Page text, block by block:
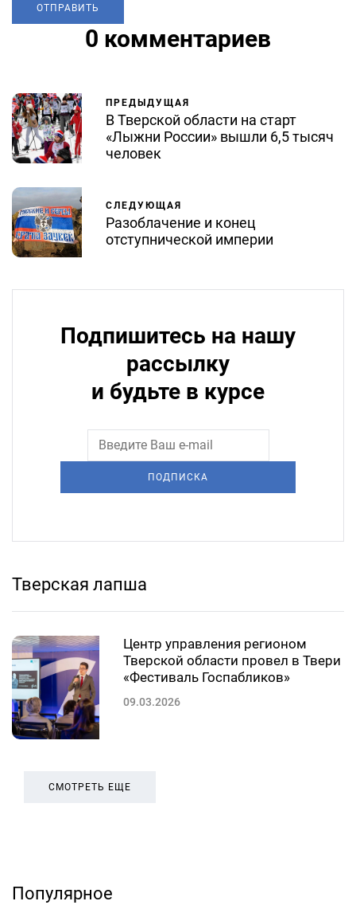
0 комментариев
ПРЕДЫДУЩАЯ
В Тверской области на старт
«Лыжни России» вышли 6,5 тысяч
человек
СЛЕДУЮЩАЯ
Разоблачение и конец
отступнической империи
Подпишитесь на нашу
рассылку
и будьте в курсе
ПОДПИСКА
Тверская лапша
Центр управления регионом
Тверской области провел в Твери
«Фестиваль Госпабликов»
09.03.2026
СМОТРЕТЬ ЕЩЕ
Популярное